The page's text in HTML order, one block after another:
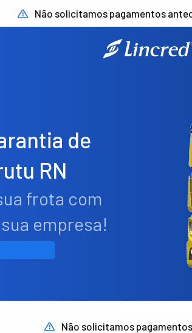
Não solicitamos pagamentos
de
RN
frota com
empresa!
Não solicitamos